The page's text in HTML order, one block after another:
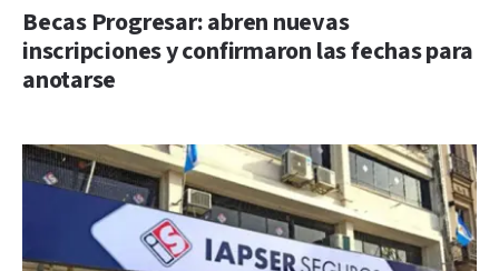
Becas Progresar: abren nuevas
inscripciones y confirmaron las fechas para
anotarse